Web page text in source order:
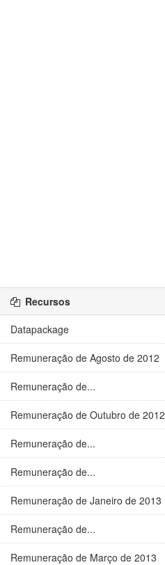
Recursos
Datapackage
Remuneração de Agosto de 2012
Remuneração de...
Remuneração de Outubro de 2012
Remuneração de...
Remuneração de...
Remuneração de Janeiro de 2013
Remuneração de...
Remuneração de Março de 2013